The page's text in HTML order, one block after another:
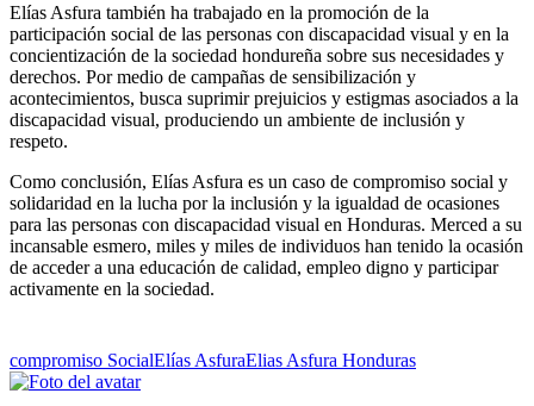
Elías Asfura también ha trabajado en la promoción de la
participación social de las personas con discapacidad visual y en la
concientización de la sociedad hondureña sobre sus necesidades y
derechos. Por medio de campañas de sensibilización y
acontecimientos, busca suprimir prejuicios y estigmas asociados a la
discapacidad visual, produciendo un ambiente de inclusión y
respeto.
Como conclusión, Elías Asfura es un caso de compromiso social y
solidaridad en la lucha por la inclusión y la igualdad de ocasiones
para las personas con discapacidad visual en Honduras. Merced a su
incansable esmero, miles y miles de individuos han tenido la ocasión
de acceder a una educación de calidad, empleo digno y participar
activamente en la sociedad.
compromiso SocialElías AsfuraElias Asfura Honduras